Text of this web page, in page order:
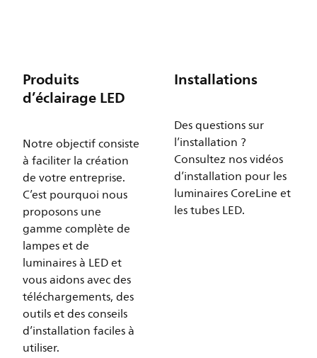
Produits
d’éclairage LED
Notre objectif consiste
à faciliter la création
de votre entreprise.
C’est pourquoi nous
proposons une
gamme complète de
lampes et de
luminaires à LED et
vous aidons avec des
téléchargements, des
outils et des conseils
d’installation faciles à
utiliser.
Installations
Des questions sur
l’installation ?
Consultez nos vidéos
d’installation pour les
luminaires CoreLine et
les tubes LED.